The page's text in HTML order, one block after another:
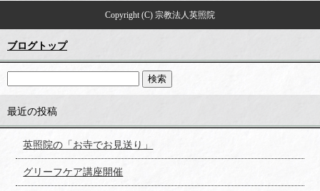
Copyright (C) 宗教法人英照院
ブログトップ
最近の投稿
英照院の「お寺でお見送り」
グリーフケア講座開催